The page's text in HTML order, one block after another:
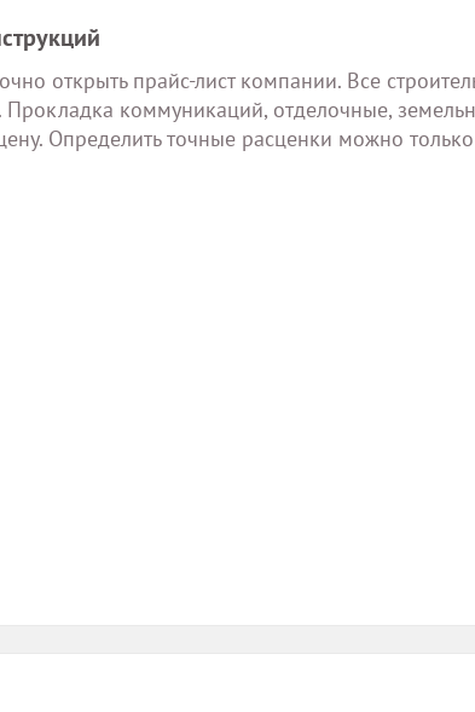
открыть прайс-лист компании. Все
Прокладка коммуникаций, отделочные,
Определить точные расценки можно